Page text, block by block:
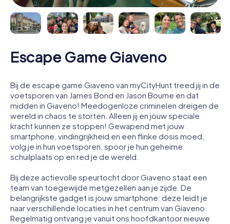
Escape Game Giaveno
Bij de escape game Giaveno van myCityHunt treed jij in de
voetsporen van James Bond en Jason Bourne en dat
midden in Giaveno! Meedogenloze criminelen dreigen de
wereld in chaos te storten. Alleen jij en jouw speciale
kracht kunnen ze stoppen! Gewapend met jouw
smartphone, vindingrijkheid en een flinke dosis moed,
volg je in hun voetsporen, spoor je hun geheime
schuilplaats op en red je de wereld.
Bij deze actievolle speurtocht door Giaveno staat een
team van toegewijde metgezellen aan je zijde. De
belangrijkste gadget is jouw smartphone: deze leidt je
naar verschillende locaties in het centrum van Giaveno.
Regelmatig ontvang je vanuit ons hoofdkantoor nieuwe